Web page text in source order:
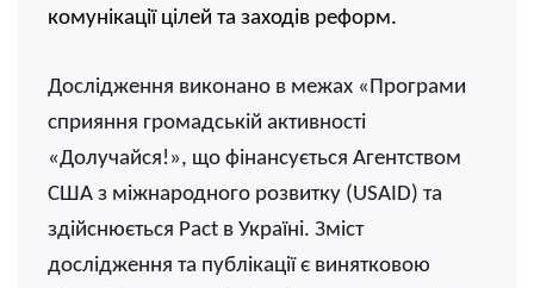
комунікації цілей та заходів реформ.
Дослідження виконано в межах «Програми
сприяння громадській активності
«Долучайся!», що фінансується Агентством
США з міжнародного розвитку (USAID) та
здійснюється Pact в Україні. Зміст
дослідження та публікації є винятковою